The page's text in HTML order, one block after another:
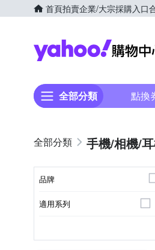
首頁拍賣企業/大宗採購入口
全部分類 點換
手機/相機/
品牌
適用系列